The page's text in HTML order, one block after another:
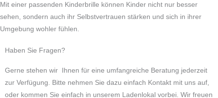
Mit einer passenden Kinderbrille können Kinder nicht nur besser
sehen, sondern auch ihr Selbstvertrauen stärken und sich in ihrer
Umgebung wohler fühlen.
Haben Sie Fragen?
Gerne stehen wir Ihnen für eine umfangreiche Beratung jederzeit
zur Verfügung. Bitte nehmen Sie dazu einfach Kontakt mit uns auf,
oder kommen Sie einfach in unserem Ladenlokal vorbei. Wir freuen